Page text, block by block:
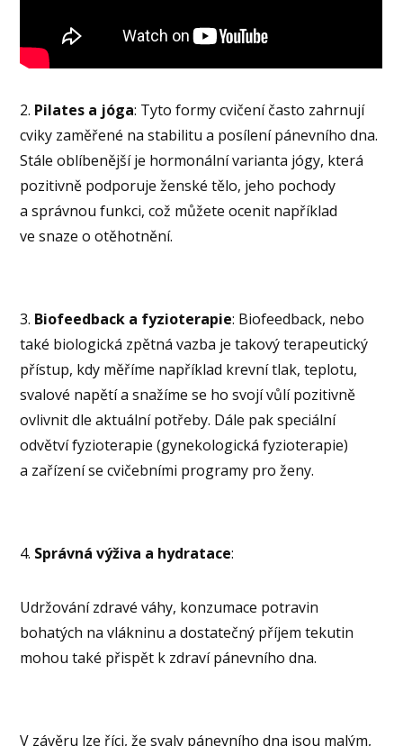
2. Pilates a jóga: Tyto formy cvičení často zahrnují
cviky zaměřené na stabilitu a posílení pánevního dna.
Stále oblíbenější je hormonální varianta jógy, která
pozitivně podporuje ženské tělo, jeho pochody
a správnou funkci, což můžete ocenit například
ve snaze o otěhotnění.
3. Biofeedback a fyzioterapie: Biofeedback, nebo
také biologická zpětná vazba je takový terapeutický
přístup, kdy měříme například krevní tlak, teplotu,
svalové napětí a snažíme se ho svojí vůlí pozitivně
ovlivnit dle aktuální potřeby. Dále pak speciální
odvětví fyzioterapie (gynekologická fyzioterapie)
a zařízení se cvičebními programy pro ženy.
4. Správná výživa a hydratace:
Udržování zdravé váhy, konzumace potravin
bohatých na vlákninu a dostatečný příjem tekutin
mohou také přispět k zdraví pánevního dna.
V závěru lze říci, že svaly pánevního dna jsou malým,